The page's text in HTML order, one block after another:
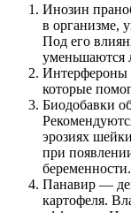
Инозин
в организме,
Под его
уменьшаются
которые
Биодобавки
эрозиях
при
беременности.
Панавир —
картофеля.